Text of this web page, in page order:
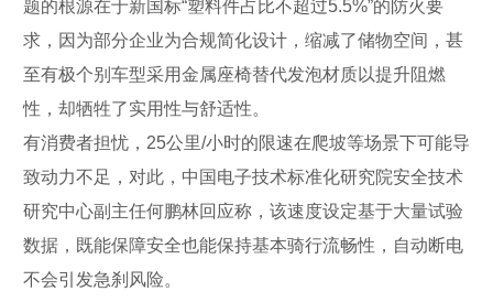
题的根源在于新国标“塑料件占比不超过5.5%”的防火要
求，因为部分企业为合规简化设计，缩减了储物空间，甚
至有极个别车型采用金属座椅替代发泡材质以提升阻燃
性，却牺牲了实用性与舒适性。
有消费者担忧，25公里/小时的限速在爬坡等场景下可能导
致动力不足，对此，中国电子技术标准化研究院安全技术
研究中心副主任何鹏林回应称，该速度设定基于大量试验
数据，既能保障安全也能保持基本骑行流畅性，自动断电
不会引发急刹风险。